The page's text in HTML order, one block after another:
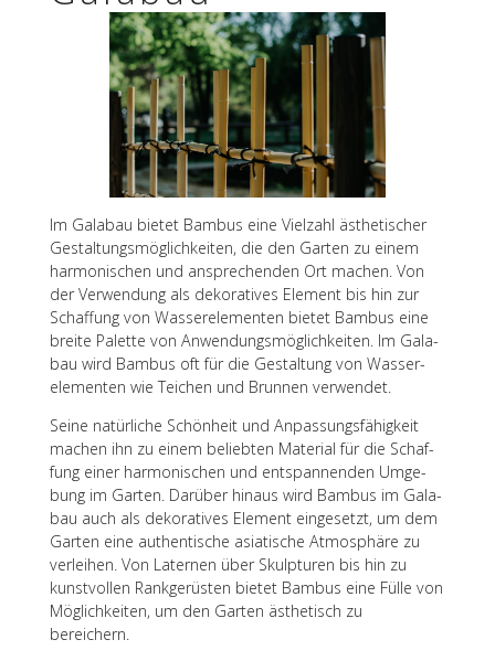
Im Gala­bau bietet Bambus eine Viel­zahl ästhe­ti­scher
Gestal­tungs­mög­lich­kei­ten, die den Garten zu einem
harmo­ni­schen und anspre­chen­den Ort machen. Von
der Verwen­dung als deko­ra­ti­ves Element bis hin zur
Schaf­fung von Wasser­ele­men­ten bietet Bambus eine
breite Palette von Anwen­dungs­mög­lich­kei­ten. Im Gala­
bau wird Bambus oft für die Gestal­tung von Wasser­
ele­men­ten wie Teichen und Brun­nen verwendet.
Seine natür­li­che Schön­heit und Anpas­sungs­fä­hig­keit
machen ihn zu einem belieb­ten Mate­rial für die Schaf­
fung einer harmo­ni­schen und entspan­nen­den Umge­
bung im Garten. Darüber hinaus wird Bambus im Gala­
bau auch als deko­ra­ti­ves Element einge­setzt, um dem
Garten eine authen­ti­sche asia­ti­sche Atmo­sphäre zu
verlei­hen. Von Later­nen über Skulp­tu­ren bis hin zu
kunst­vol­len Rank­ge­rüs­ten bietet Bambus eine Fülle von
Möglich­kei­ten, um den Garten ästhe­tisch zu
bereichern.